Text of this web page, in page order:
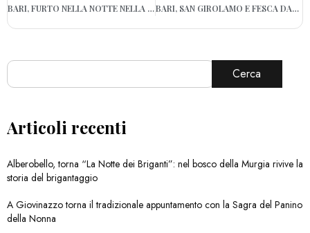
BARI, FURTO NELLA NOTTE NELLA GIOIELLERIA DI VIA CARULLI
BARI, SAN GIROLAMO E FESCA DANNO L’ADDIO A DINO GAGLIARDI: FUNERALE CON RESTRIZIONI
Cerca
Articoli recenti
Alberobello, torna “La Notte dei Briganti”: nel bosco della Murgia rivive la
storia del brigantaggio
A Giovinazzo torna il tradizionale appuntamento con la Sagra del Panino
della Nonna